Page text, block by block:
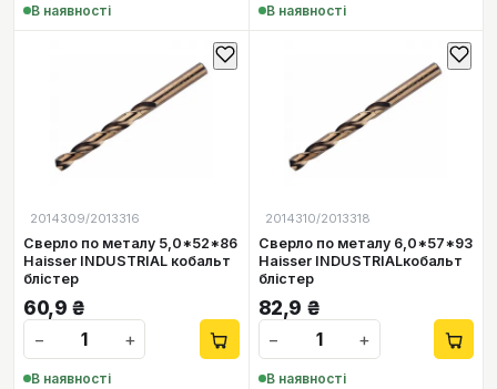
В наявності В наявності
2014309/2013316
Сверло по металу 5,0*52*86
Haisser INDUSTRIAL кобальт
блістер
60,9 ₴
−
+
В наявності
2014310/2013318
Сверло по металу 6,0*57*93
Haisser INDUSTRIALкобальт
блістер
82,9 ₴
−
+
В наявності